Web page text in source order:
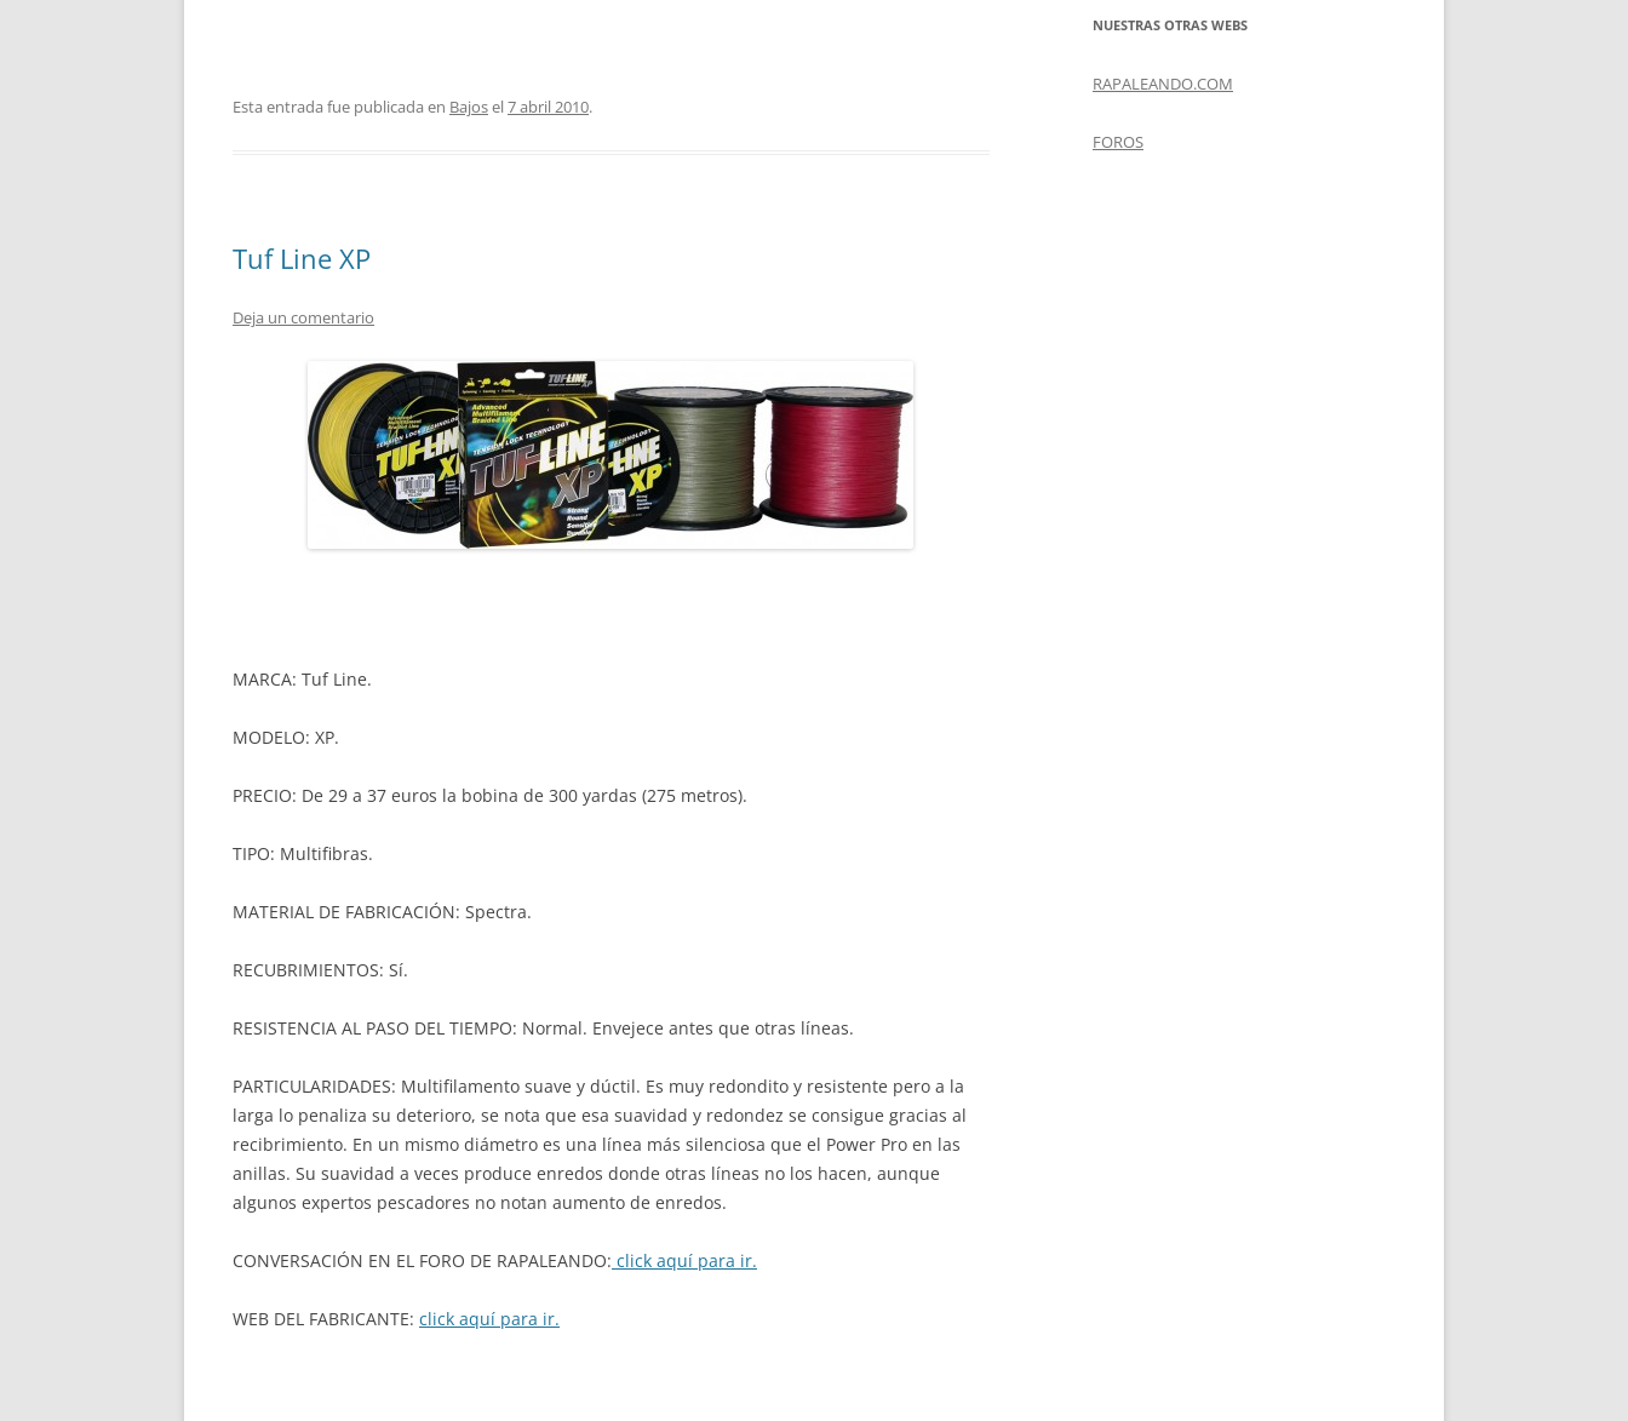
Esta entrada fue publicada en Bajosel7 abril 2010.
Tuf Line XP
Deja un comentario
MARCA: Tuf Line.
MODELO: XP.
PRECIO: De 29 a 37 euros la bobina de 300 yardas (275 metros).
TIPO: Multifibras.
MATERIAL DE FABRICACIÓN: Spectra.
RECUBRIMIENTOS: Sí.
RESISTENCIA AL PASO DEL TIEMPO: Normal. Envejece antes que otras líneas.
PARTICULARIDADES: Multifilamento suave y dúctil. Es muy redondito y resistente pero a la
larga lo penaliza su deterioro, se nota que esa suavidad y redondez se consigue gracias al
recibrimiento. En un mismo diámetro es una línea más silenciosa que el Power Pro en las
anillas. Su suavidad a veces produce enredos donde otras líneas no los hacen, aunque
algunos expertos pescadores no notan aumento de enredos.
CONVERSACIÓN EN EL FORO DE RAPALEANDO: click aquí para ir.
WEB DEL FABRICANTE: click aquí para ir.
NUESTRAS OTRAS WEBS
RAPALEANDO.COM
FOROS